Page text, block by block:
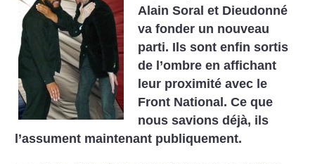
Alain Soral et Dieudonné
va fonder un nouveau
parti. Ils sont enfin sortis
de l’ombre en affichant
leur proximité avec le
Front National. Ce que
nous savions déjà, ils
l’assument maintenant publiquement.